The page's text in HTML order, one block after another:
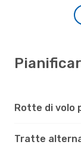
Rotte di volo
Tratte